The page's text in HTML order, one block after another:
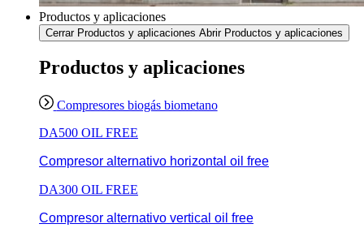
Productos y aplicaciones
Cerrar Productos y aplicaciones Abrir Productos y aplicaciones
Productos y aplicaciones
Compresores biogás biometano
DA500 OIL FREE
Compresor alternativo horizontal oil free
DA300 OIL FREE
Compresor alternativo vertical oil free